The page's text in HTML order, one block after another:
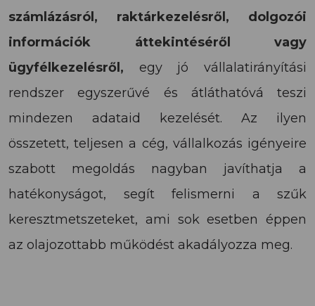
számlázásról, raktárkezelésről, dolgozói
információk áttekintéséről vagy
ügyfélkezelésről, egy jó vállalatirányítási
rendszer egyszerűvé és átláthatóvá teszi
mindezen adataid kezelését. Az ilyen
összetett, teljesen a cég, vállalkozás igényeire
szabott megoldás nagyban javíthatja a
hatékonyságot, segít felismerni a szűk
keresztmetszeteket, ami sok esetben éppen
az olajozottabb működést akadályozza meg.